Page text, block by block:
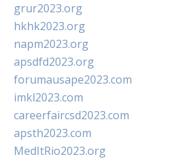
grur2023.org
hkhk2023.org
napm2023.org
apsdfd2023.org
forumausape2023.com
imkl2023.com
careerfaircsd2023.com
apsth2023.com
MedItRio2023.org